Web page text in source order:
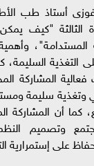
أستاذ طب
الثالثة "كيف
المستدامة"،
السليمة،
المشاركة
سليمة
كما أن المشاركة
وتصميم النظم
على إستمرارية